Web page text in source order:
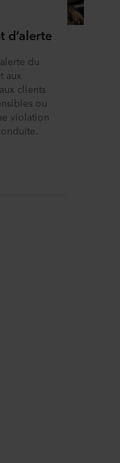
d’alerte
du
aux
clients
ou
violation